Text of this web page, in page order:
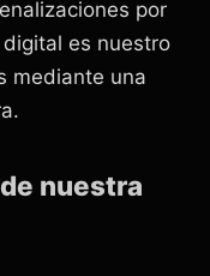
por
es nuestro
mediante una
nuestra